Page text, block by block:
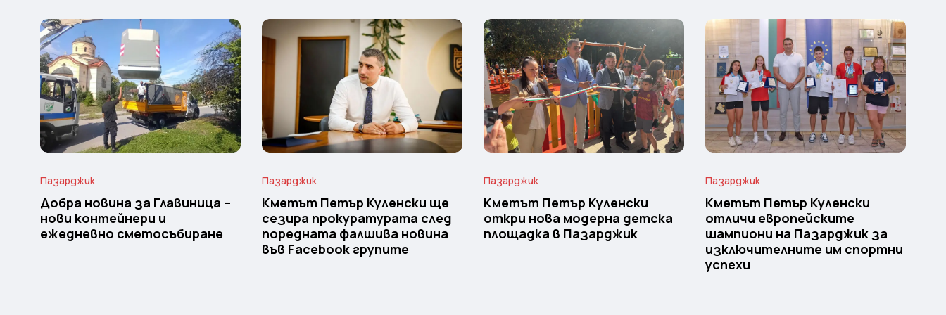
Пазарджик
Добра новина за Главиница –
нови контейнери и
ежедневно сметосъбиране
Пазарджик
Кметът Петър Куленски ще
сезира прокуратурата след
поредната фалшива новина
във Facebook групите
Пазарджик
Кметът Петър Куленски
откри нова модерна детска
площадка в Пазарджик
Пазарджик
Кметът Петър Куленски
отличи европейските
шампиони на Пазарджик за
изключителните им спортни
успехи